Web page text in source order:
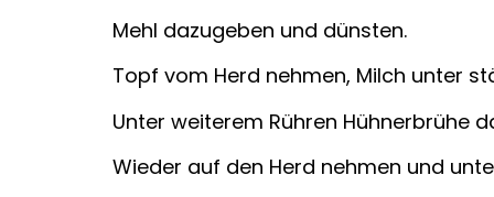
Mehl dazugeben und dünsten.
Topf vom Herd nehmen, Milch unter
Unter weiterem Rühren Hühnerbrühe
Wieder auf den Herd nehmen und